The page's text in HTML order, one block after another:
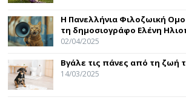
Η Πανελλήνια Φιλοζωική
τη δημοσιογράφο Ελένη
02/04/2025
Βγάλε τις πάνες από τη ζωή
14/03/2025